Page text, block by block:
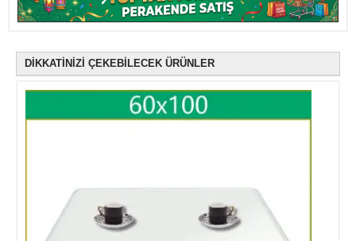
DİKKATİNİZİ ÇEKEBİLECEK ÜRÜNLER